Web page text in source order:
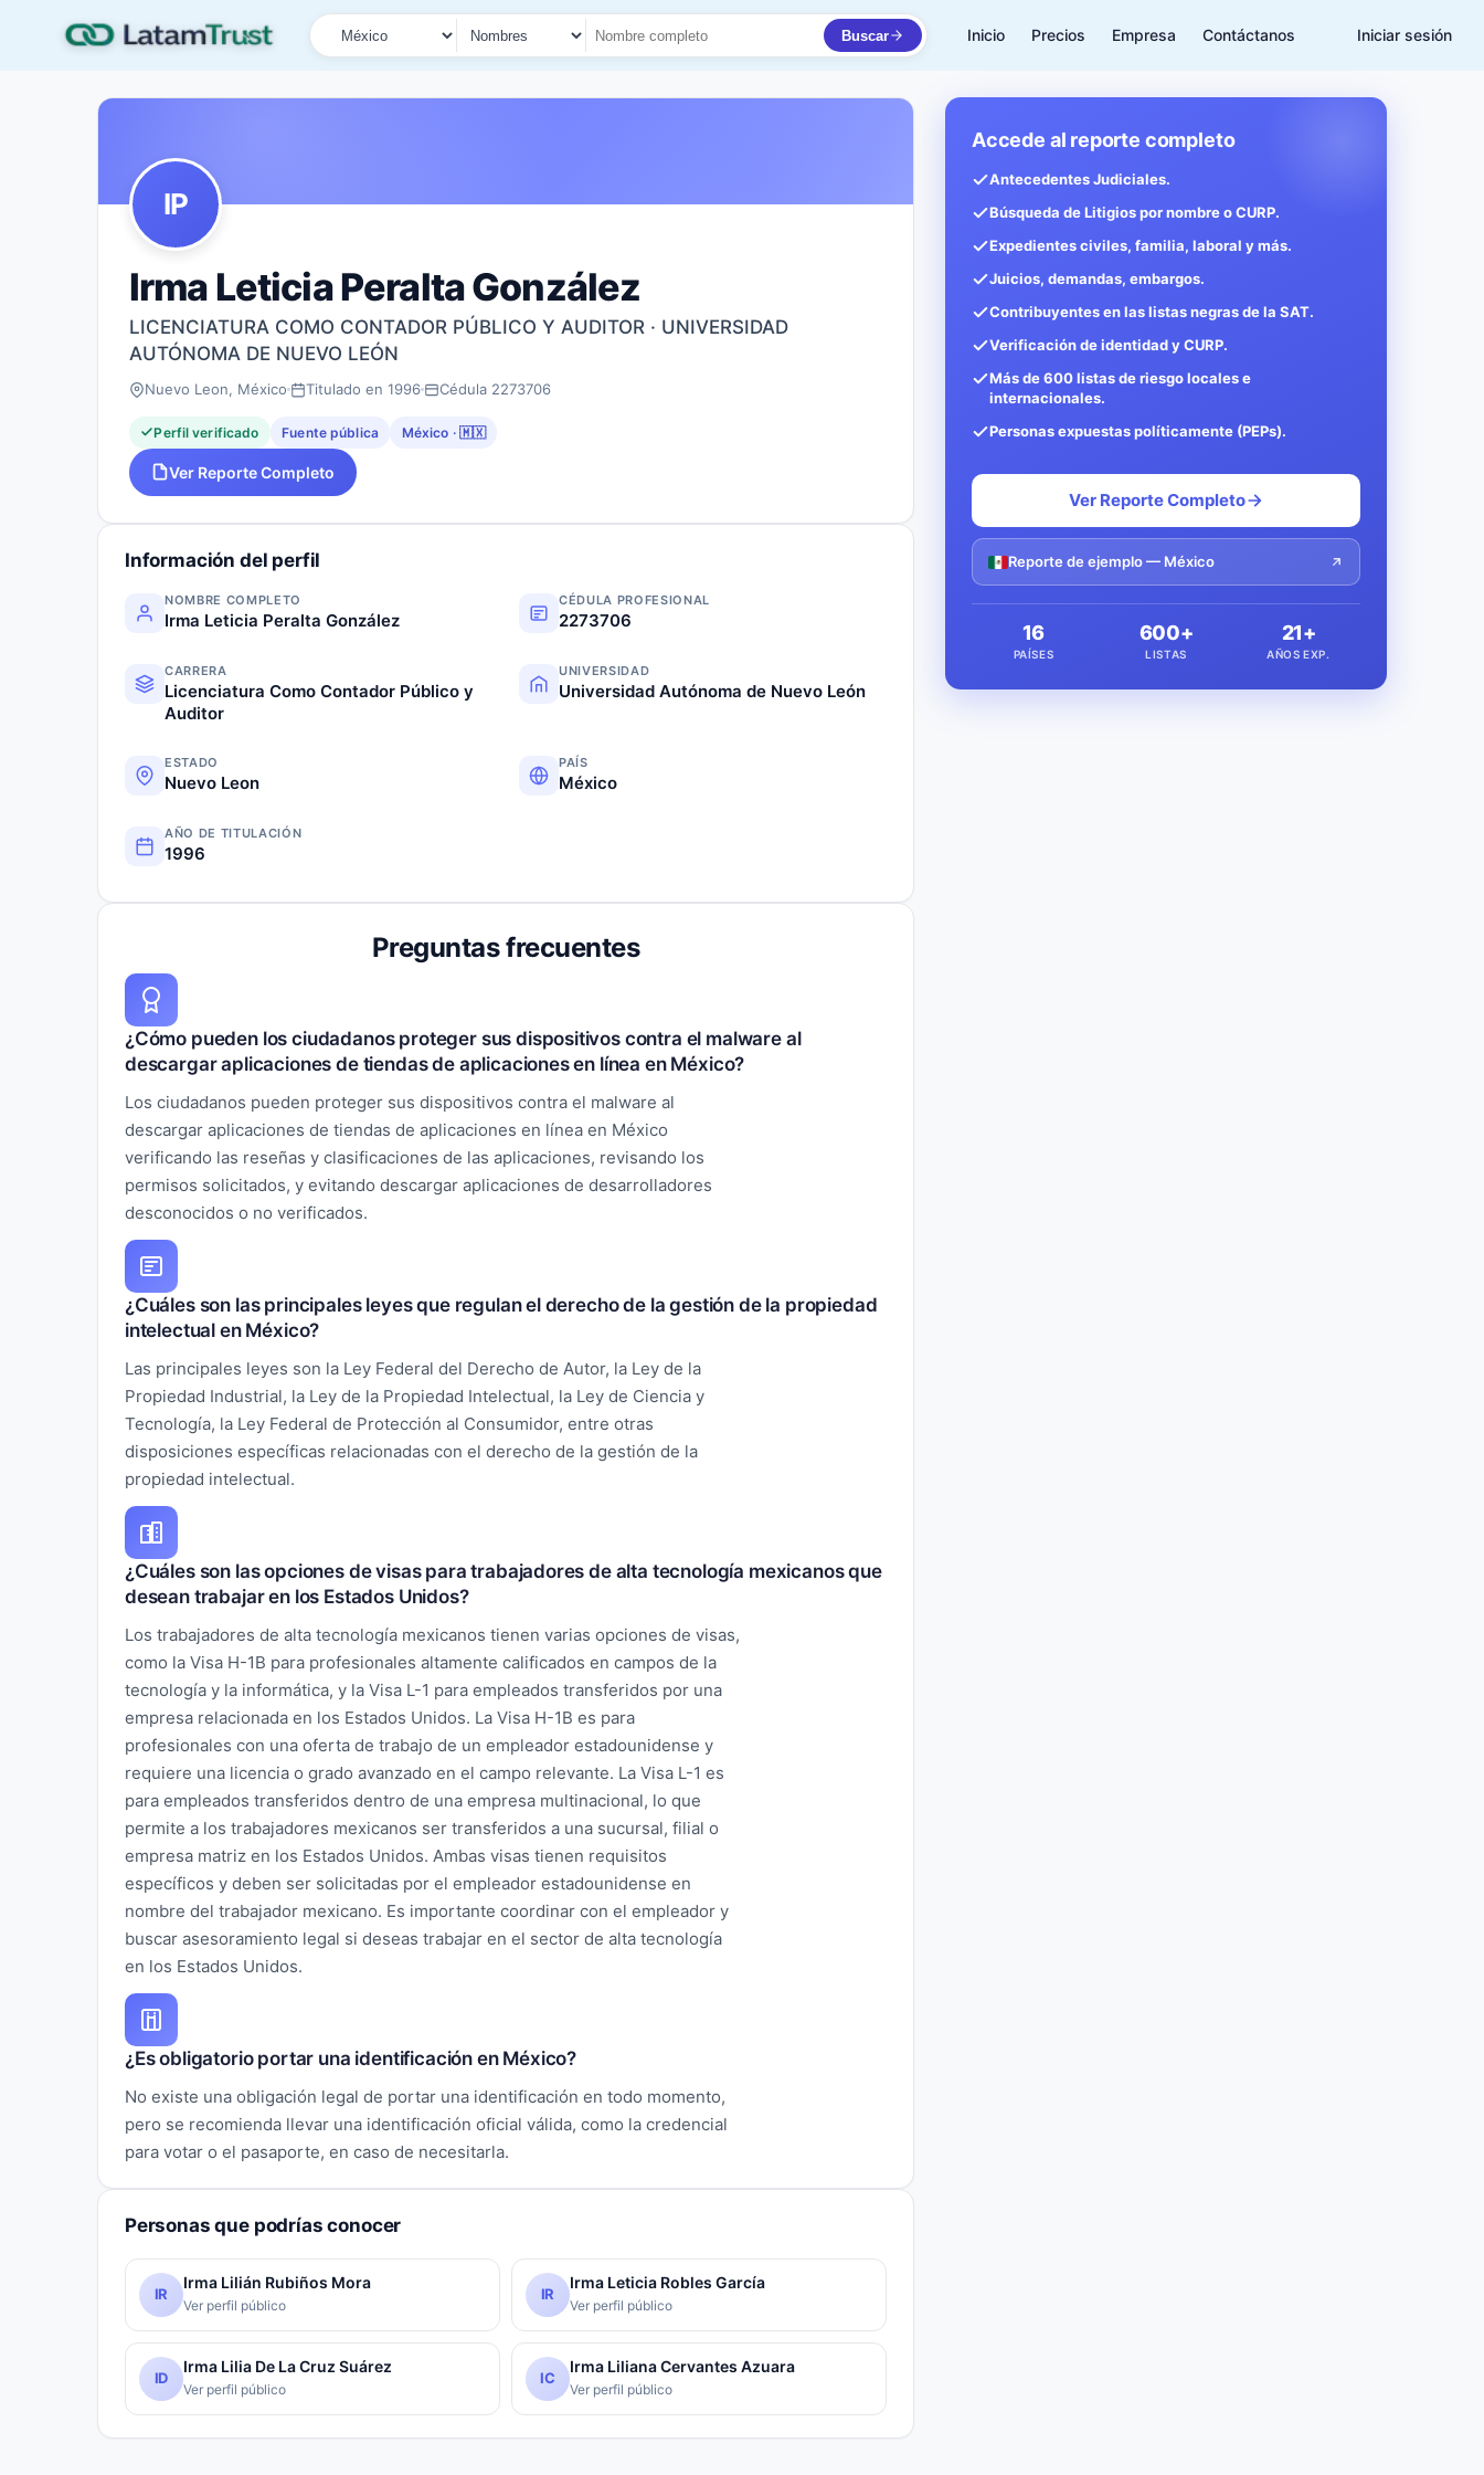
País
Tipo de búsqueda
Nombre o documento
Buscar Inicio Precios Empresa Contáctanos Iniciar sesión
IP
Irma Leticia Peralta González
LICENCIATURA COMO CONTADOR PÚBLICO Y AUDITOR · UNIVERSIDAD
AUTÓNOMA DE NUEVO LEÓN
Nuevo Leon, México Titulado en 1996 Cédula 2273706
Perfil verificado Fuente pública México · 🇲🇽
Ver Reporte Completo
Información del perfil
NOMBRE COMPLETO
Irma Leticia Peralta González
CÉDULA PROFESIONAL
2273706
CARRERA
Licenciatura Como Contador Público y
Auditor
UNIVERSIDAD
Universidad Autónoma de Nuevo León
ESTADO
Nuevo Leon
PAÍS
México
AÑO DE TITULACIÓN
1996
Preguntas frecuentes
¿Cómo pueden los ciudadanos proteger sus dispositivos contra el malware al
descargar aplicaciones de tiendas de aplicaciones en línea en México?
Los ciudadanos pueden proteger sus dispositivos contra el malware al
descargar aplicaciones de tiendas de aplicaciones en línea en México
verificando las reseñas y clasificaciones de las aplicaciones, revisando los
permisos solicitados, y evitando descargar aplicaciones de desarrolladores
desconocidos o no verificados.
¿Cuáles son las principales leyes que regulan el derecho de la gestión de la propiedad
intelectual en México?
Las principales leyes son la Ley Federal del Derecho de Autor, la Ley de la
Propiedad Industrial, la Ley de la Propiedad Intelectual, la Ley de Ciencia y
Tecnología, la Ley Federal de Protección al Consumidor, entre otras
disposiciones específicas relacionadas con el derecho de la gestión de la
propiedad intelectual.
¿Cuáles son las opciones de visas para trabajadores de alta tecnología mexicanos que
desean trabajar en los Estados Unidos?
Los trabajadores de alta tecnología mexicanos tienen varias opciones de visas,
como la Visa H-1B para profesionales altamente calificados en campos de la
tecnología y la informática, y la Visa L-1 para empleados transferidos por una
empresa relacionada en los Estados Unidos. La Visa H-1B es para
profesionales con una oferta de trabajo de un empleador estadounidense y
requiere una licencia o grado avanzado en el campo relevante. La Visa L-1 es
para empleados transferidos dentro de una empresa multinacional, lo que
permite a los trabajadores mexicanos ser transferidos a una sucursal, filial o
empresa matriz en los Estados Unidos. Ambas visas tienen requisitos
específicos y deben ser solicitadas por el empleador estadounidense en
nombre del trabajador mexicano. Es importante coordinar con el empleador y
buscar asesoramiento legal si deseas trabajar en el sector de alta tecnología
en los Estados Unidos.
¿Es obligatorio portar una identificación en México?
No existe una obligación legal de portar una identificación en todo momento,
pero se recomienda llevar una identificación oficial válida, como la credencial
para votar o el pasaporte, en caso de necesitarla.
Personas que podrías conocer
IR
Irma Lilián Rubiños Mora
Ver perfil público
IR
Irma Leticia Robles García
Ver perfil público
ID
Irma Lilia De La Cruz Suárez
Ver perfil público
IC
Irma Liliana Cervantes Azuara
Ver perfil público
Accede al reporte completo
Antecedentes Judiciales.
Búsqueda de Litigios por nombre o CURP.
Expedientes civiles, familia, laboral y más.
Juicios, demandas, embargos.
Contribuyentes en las listas negras de la SAT.
Verificación de identidad y CURP.
Más de 600 listas de riesgo locales e
internacionales.
Personas expuestas políticamente (PEPs).
Ver Reporte Completo
Reporte de ejemplo — México
16
PAÍSES
600+
LISTAS
21+
AÑOS EXP.